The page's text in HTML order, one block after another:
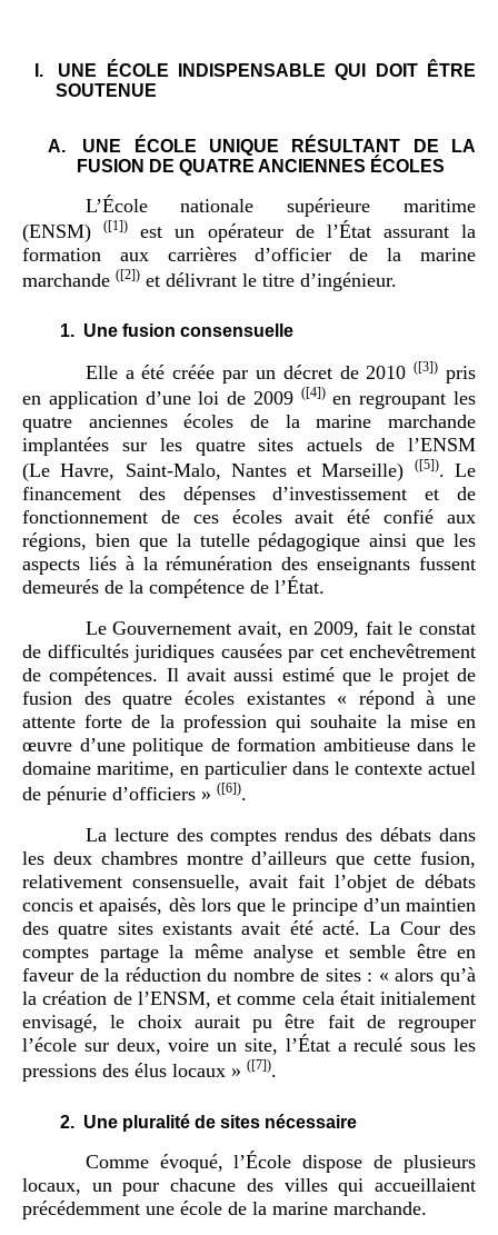
I.
UNE ÉCOLE INDISPENSABLE QUI DOIT ÊTRE
SOUTENUE
A.
UNE ÉCOLE UNIQUE RÉSULTANT DE LA
FUSION DE QUATRE ANCIENNES ÉCOLES
L’École nationale supérieure maritime
(ENSM)([1])
est un opérateur de l’État assurant la
formation aux carrières d’officier de la marine
marchande ([2]) et délivrant le titre d’ingénieur.
1. Une fusion consensuelle
Elle a été créée par un décret de 2010([3]) pris
en application d’une loi de 2009 ([4])en regroupant les
quatre anciennes écoles de la marine marchande
implantées sur les quatre sites actuels de l’ENSM
(Le Havre, Saint-Malo, Nantes et Marseille)
([5]). Le
financement des dépenses d’investissement et de
fonctionnement de ces écoles avait été confié aux
régions, bien que la tutelle pédagogique ainsi que les
aspects liés à la rémunération des enseignants fussent
demeurés de la compétence de l’État.
Le Gouvernement avait, en 2009, fait le constat
de difficultés juridiques causées par cet enchevêtrement
de compétences. Il avait aussi estimé que le projet de
fusion des quatre écoles existantes « répond à une
attente forte de la profession qui souhaite la mise en
œuvre d’une politique de formation ambitieuse dans le
domaine maritime, en particulier dans le contexte actuel
de pénurie d’officiers » ([6]).
La lecture des comptes rendus des débats dans
les deux chambres montre d’ailleurs que cette fusion,
relativement consensuelle, avait fait l’objet de débats
concis et apaisés, dès lors que le principe d’un maintien
des quatre sites existants avait été acté. La Cour des
comptes partage la même analyse et semble être en
faveur de la réduction du nombre de sites : « alors qu’à
la création de l’ENSM, et comme cela était initialement
envisagé, le choix aurait pu être fait de regrouper
l’école sur deux, voire un site, l’État a reculé sous les
pressions des élus locaux » ([7]).
2. Une pluralité de sites nécessaire
Comme évoqué, l’École dispose de plusieurs
locaux, un pour chacune des villes qui accueillaient
précédemment une école de la marine marchande.